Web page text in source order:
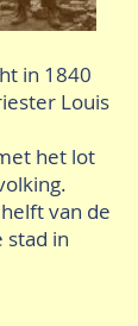
in 1840
Louis
het lot
van de
stad in